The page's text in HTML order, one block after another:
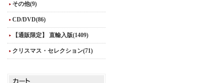
その他(9)
CD/DVD(86)
【通販限定】 直輸入版(1409)
クリスマス・セレクション(71)